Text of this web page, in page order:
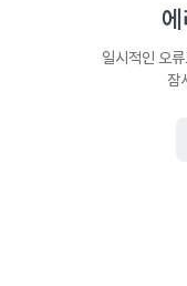
일시적인 오
잠